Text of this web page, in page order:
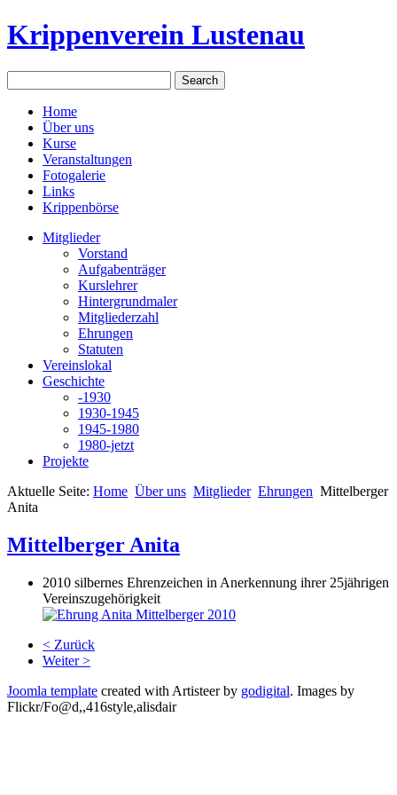
Krippenverein Lustenau
Home
Über uns
Kurse
Veranstaltungen
Fotogalerie
Links
Krippenbörse
Mitglieder
Vorstand
Aufgabenträger
Kurslehrer
Hintergrundmaler
Mitgliederzahl
Ehrungen
Statuten
Vereinslokal
Geschichte
-1930
1930-1945
1945-1980
1980-jetzt
Projekte
Aktuelle Seite: Home Über uns Mitglieder Ehrungen Mittelberger
Anita
Mittelberger Anita
2010 silbernes Ehrenzeichen in Anerkennung ihrer 25jährigen
Vereinszugehörigkeit
< Zurück
Weiter >
Joomla template created with Artisteer by godigital. Images by
Flickr/Fo@d,,416style,alisdair